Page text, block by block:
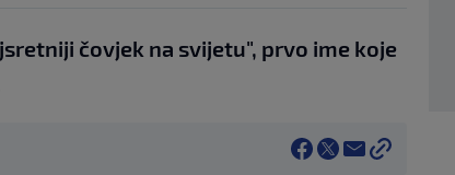
čovjek na svijetu", prvo ime koje